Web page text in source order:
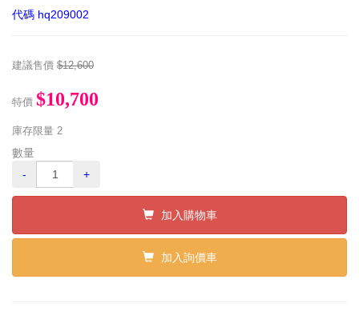
代碼 hq209002
建議售價 $12,600
特價 $10,700
庫存限量 2
數量
-
+
加入購物車
加入詢價車